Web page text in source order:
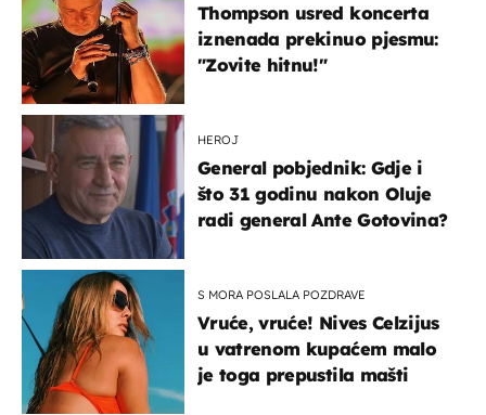
Thompson usred koncerta
iznenada prekinuo pjesmu:
"Zovite hitnu!"
HEROJ
General pobjednik: Gdje i
što 31 godinu nakon Oluje
radi general Ante Gotovina?
S MORA POSLALA POZDRAVE
Vruće, vruće! Nives Celzijus
u vatrenom kupaćem malo
je toga prepustila mašti